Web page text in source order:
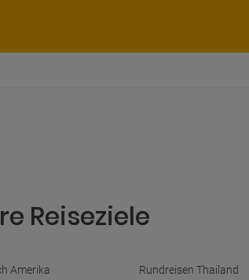
Reiseziele
Amerika Rundreisen Thailand